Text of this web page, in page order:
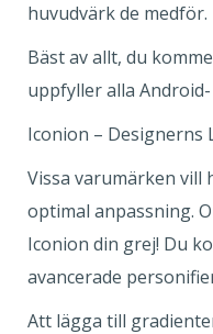
huvudvärk de medför.
Bäst av allt, du
uppfyller alla Android-
Iconion – Designerns
Vissa varumärken vill
optimal anpassning.
Iconion din grej! Du
avancerade
Att lägga till